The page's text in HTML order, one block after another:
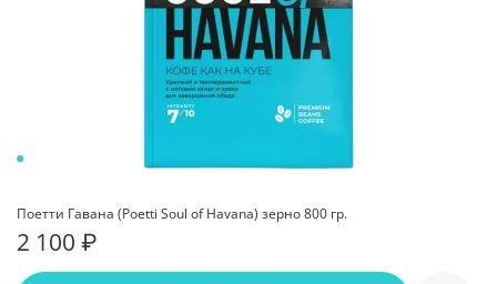
Поетти Гавана (Poetti Soul of Havana) зерно 800 гр.
2 100 ₽